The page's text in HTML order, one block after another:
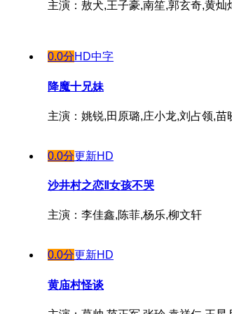
主演：敖犬,王子豪,南笙,郭玄奇,黄
0.0分HD中字
降魔十兄妹
主演：姚锐,田原璐,庄小龙,刘占领,
0.0分更新HD
沙井村之恋Ⅱ女孩不哭
主演：李佳鑫,陈菲,杨乐,柳文轩
0.0分更新HD
黄庙村怪谈